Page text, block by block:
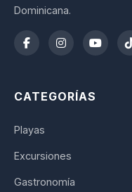
Dominicana.
CATEGORÍAS
Playas
Excursiones
Gastronomía